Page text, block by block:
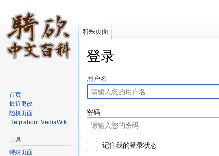
登录
用户名
密码
记住我的登录状态
特殊页面
首页
最近更改
随机页面
Help about MediaWiki
工具
特殊页面